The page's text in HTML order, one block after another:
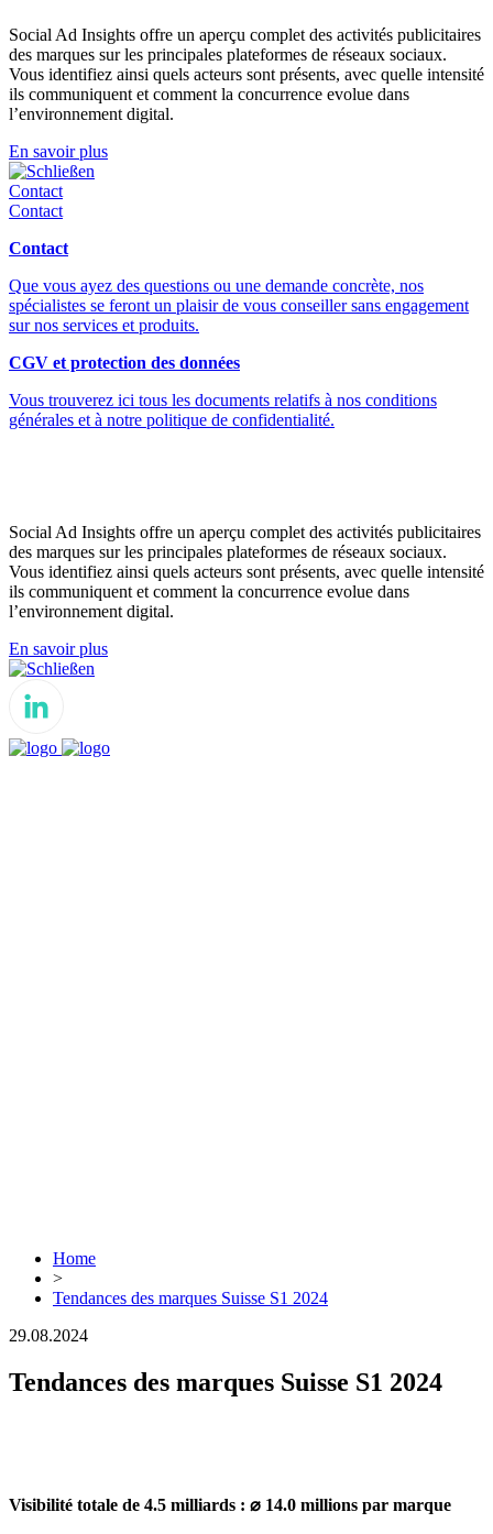
Social Ad Insights offre un aperçu complet des activités publicitaires
des marques sur les principales plateformes de réseaux sociaux.
Vous identifiez ainsi quels acteurs sont présents, avec quelle intensité
ils communiquent et comment la concurrence evolue dans
l’environnement digital.
En savoir plus
Schließen
Contact
Contact
Contact
Que vous ayez des questions ou une demande concrète, nos
spécialistes se feront un plaisir de vous conseiller sans engagement
sur nos services et produits.
CGV et protection des données
Vous trouverez ici tous les documents relatifs à nos conditions
générales et à notre politique de confidentialité.
Social Ad Insights offre un aperçu complet des activités publicitaires
des marques sur les principales plateformes de réseaux sociaux.
Vous identifiez ainsi quels acteurs sont présents, avec quelle intensité
ils communiquent et comment la concurrence evolue dans
l’environnement digital.
En savoir plus
Schließen
Home
>
Tendances des marques Suisse S1 2024
29.08.2024
Tendances des marques Suisse S1 2024
Visibilité totale de 4.5 milliards : ⌀ 14.0 millions par marque